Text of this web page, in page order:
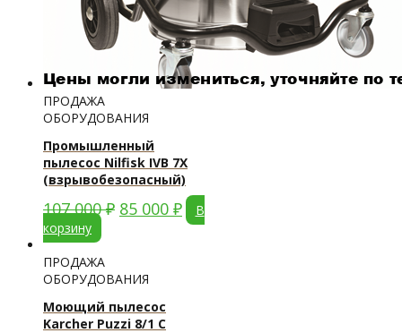
ПРОДАЖА
ОБОРУДОВАНИЯ
Промышленный
пылесос Nilfisk IVB 7X
(взрывобезопасный)
107 000₽ 85 000 ₽
В
корзину
ПРОДАЖА
ОБОРУДОВАНИЯ
Моющий пылесос
Karcher Puzzi 8/1 C